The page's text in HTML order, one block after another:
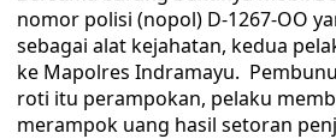
nomor polisi (nopol) D-1267-OO
sebagai alat kejahatan, kedua
ke Mapolres Indramayu.
roti itu perampokan, pelaku
merampok uang hasil setoran